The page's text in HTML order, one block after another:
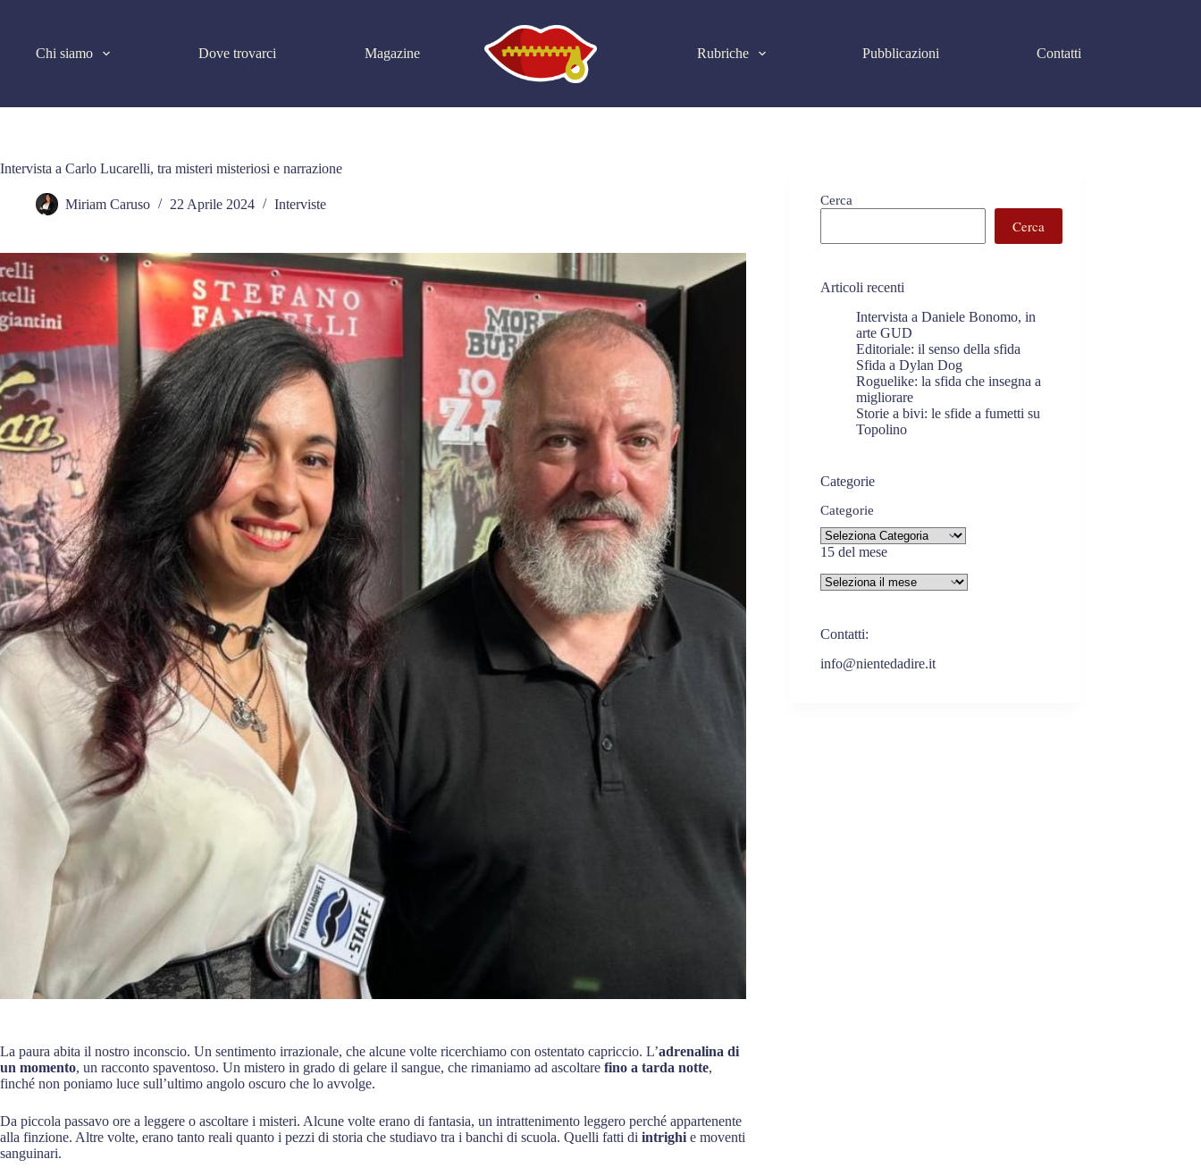
Chi siamo
Dove trovarci Magazine Rubriche Pubblicazioni Contatti
Intervista a Carlo Lucarelli, tra misteri misteriosi e narrazione
Miriam Caruso 22 Aprile 2024 Interviste
La paura abita il nostro inconscio. Un sentimento irrazionale, che alcune volte ricerchiamo con ostentato capriccio. L’adrenalina di
un momento, un racconto spaventoso. Un mistero in grado di gelare il sangue, che rimaniamo ad ascoltare fino a tarda notte,
finché non poniamo luce sull’ultimo angolo oscuro che lo avvolge.
Da piccola passavo ore a leggere o ascoltare i misteri. Alcune volte erano di fantasia, un intrattenimento leggero perché appartenente
alla finzione. Altre volte, erano tanto reali quanto i pezzi di storia che studiavo tra i banchi di scuola. Quelli fatti di intrighi e moventi
sanguinari.
Cerca
Cerca
Articoli recenti
Intervista a Daniele Bonomo, in
arte GUD
Editoriale: il senso della sfida
Sfida a Dylan Dog
Roguelike: la sfida che insegna a
migliorare
Storie a bivi: le sfide a fumetti su
Topolino
Categorie
Categorie
15 del mese
Contatti:
info@nientedadire.it